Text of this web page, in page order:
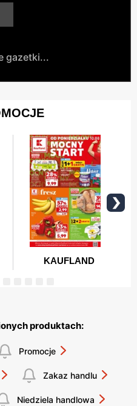
gazetki...
produktach:
Promocje
Zakaz handlu
Niedziela handlowa